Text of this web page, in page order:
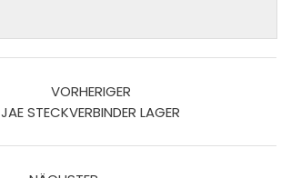
VORHERIGER
JAE STECKVERBINDER LAGER